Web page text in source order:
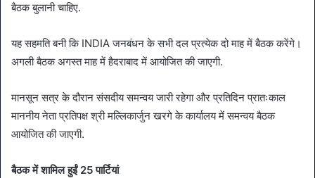
बैठक बुलानी चाहिए.
यह सहमति बनी कि INDIA जनबंधन के सभी दल प्रत्येक दो माह में बैठक करेंगे।
अगली बैठक अगस्त माह में हैदराबाद में आयोजित की जाएगी.
मानसून सत्र के दौरान संसदीय समन्वय जारी रहेगा और प्रतिदिन प्रातःकाल
माननीय नेता प्रतिपक्ष श्री मल्लिकार्जुन खरगे के कार्यालय में समन्वय बैठक
आयोजित की जाएगी.
बैठक में शामिल हुईं 25 पार्टियां